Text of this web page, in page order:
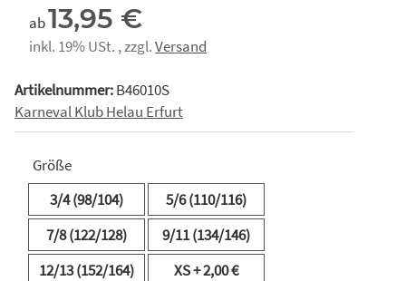
ab13,95 €
inkl. 19% USt. , zzgl.Versand
Artikelnummer:B46010S
Karneval Klub Helau Erfurt
Größe
3/4 (98/104)
5/6 (110/116)
7/8 (122/128)
9/11 (134/146)
12/13 (152/164)
XS+ 2,00 €